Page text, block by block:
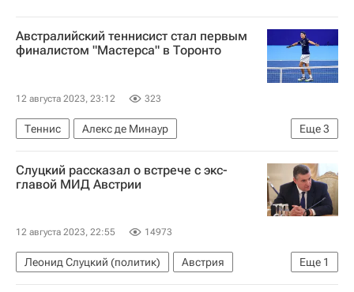
Австралийский теннисист стал первым
финалистом "Мастерса" в Торонто
12 августа 2023, 23:12 323
Еще3
Теннис
Алекс де Минаур
Алехандро Давидович-Фокина
Томми Пол
ATP Masters Торонто
Слуцкий рассказал о встрече с экс-
главой МИД Австрии
12 августа 2023, 22:55 14973
Еще 1
Леонид Слуцкий (политик)
Австрия
Карин Кнайсль